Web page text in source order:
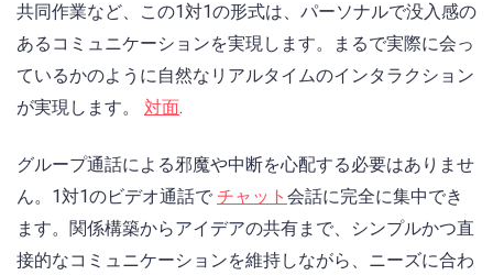
共同作業など、この1対1の形式は、パーソナルで没入感の
あるコミュニケーションを実現します。まるで実際に会っ
ているかのように自然なリアルタイムのインタラクション
が実現します。 対面.
グループ通話による邪魔や中断を心配する必要はありませ
ん。1対1のビデオ通話で チャット 会話に完全に集中でき
ます。関係構築からアイデアの共有まで、シンプルかつ直
接的なコミュニケーションを維持しながら、ニーズに合わ